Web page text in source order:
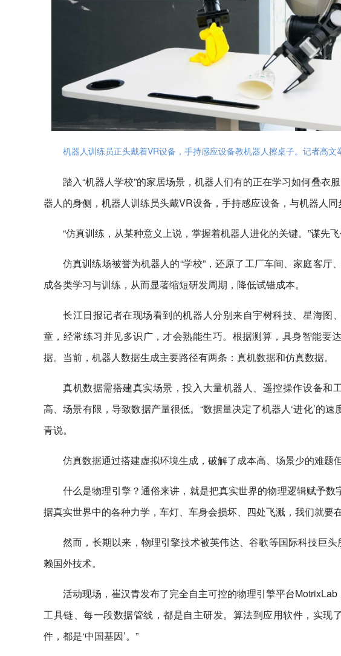
机器人训练员正头戴着VR设备，手持感应设备教机器人擦桌子。记者高文
踏入“机器人学校”的家居场景，机器人们有的正在学习如何叠
器人的身侧，机器人训练员头戴VR设备，手持感应设备，与机器人同步
“仿真训练，从某种意义上说，掌握着机器人进化的关键。”谋先
仿真训练场被誉为机器人的“学校”，还原了工厂车间、家庭客厅
成各类学习与训练，从而显著缩短研发周期，降低试错成本。
长江日报记者在现场看到的机器人分别来自宇树科技、星海图
童，经常练习并见多识广，才会熟能生巧。根据测算，具身智能要
据。当前，机器人数据生成主要路径有两条：真机数据和仿真数据。
真机数据需搭建真实场景，投入大量机器人、遥控操作设备和
高、场景有限，导致数据产量很低。“数据量决定了机器人‘进化’的
青说。
仿真数据通过搭建虚拟环境生成，破解了成本高、场景少的难
什么是物理引擎？通俗来讲，就是把真实世界的物理逻辑赋予
据真实世界中的各种力学，车灯、车身会损坏、四处飞溅，我们就要
然而，长期以来，物理引擎技术被英伟达、谷歌等国际科技巨
赖国外技术。
活动现场，崔汉青发布了完全自主可控的物理引擎平台
工具链、每一段数据管线，都是自主研发。算法到应用软件，实现
件，都是‘中国基因’。”